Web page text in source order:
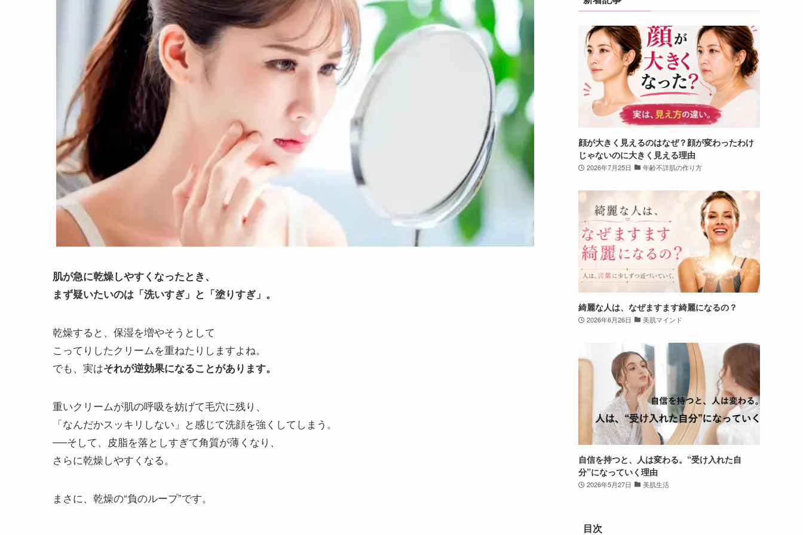
肌が急に乾燥しやすくなったとき、
まず疑いたいのは「洗いすぎ」と「塗りすぎ」。
乾燥すると、保湿を増やそうとして
こってりしたクリームを重ねたりしますよね。
でも、実はそれが逆効果になることがあります。
重いクリームが肌の呼吸を妨げて毛穴に残り、
「なんだかスッキリしない」と感じて洗顔を強くしてしまう。
──そして、皮脂を落としすぎて角質が薄くなり、
さらに乾燥しやすくなる。
まさに、乾燥の“負のループ”です。
顔が大きく見えるのはなぜ？顔が変わったわけ
じゃないのに大きく見える理由
2026年7月25日 年齢不詳肌の作り方
綺麗な人は、なぜますます綺麗になるの？
2026年6月26日 美肌マインド
自信を持つと、人は変わる。“受け入れた自
分”になっていく理由
2026年5月27日 美肌生活
目次